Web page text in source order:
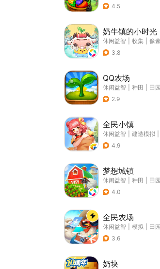
4.5
奶牛镇的小时光
休闲益智 收集 像
3.8
QQ农场
休闲益智 种田 田
2.9
全民小镇
休闲益智 建造模拟
4.9
梦想城镇
休闲益智 种田 田
4.0
全民农场
休闲益智 模拟 田
3.6
奶块